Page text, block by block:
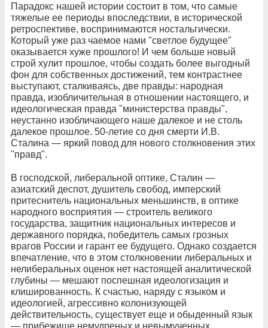
Парадокс нашей истории состоит в том, что самые
тяжелые ее периоды впоследствии, в исторической
ретроспективе, воспринимаются ностальгически.
Который уже раз чаемое нами "светлое будущее"
оказывается хуже прошлого! И чем больше новый
строй хулит прошлое, чтобы создать более выгодный
фон для собственных достижений, тем контрастнее
выступают, сталкиваясь, две правды: народная
правда, изобличительная в отношении настоящего, и
идеологическая правда "министерства правды",
неустанно изобличающего наше далекое и не столь
далекое прошлое. 50-летие со дня смерти И.В.
Сталина — яркий повод для нового столкновения этих
"правд".
В господской, либеральной оптике, Сталин —
азиатский деспот, душитель свобод, имперский
притеснитель национальных меньшинств, в оптике
народного восприятия — строитель великого
государства, защитник национальных интересов и
державного порядка, победитель самых грозных
врагов России и гарант ее будущего. Однако создается
впечатление, что в этом столкновении либеральных и
нелиберальных оценок нет настоящей аналитической
глубины — мешают поспешная идеологизация и
клишированность. К счастью, наряду с языком и
идеологией, агрессивно колонизующей
действительность, существует еще и обыденный язык
— прибежище немудреных и невымученных